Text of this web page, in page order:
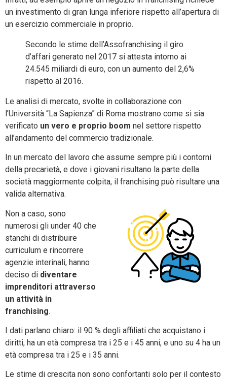
un investimento di gran lunga inferiore rispetto all’apertura di
un esercizio commerciale in proprio.
Secondo le stime dell’Assofranchising il giro
d’affari generato nel 2017 si attesta intorno ai
24.545 miliardi di euro, con un aumento del 2,6%
rispetto al 2016.
Le analisi di mercato, svolte in collaborazione con
l’Università “La Sapienza” di Roma mostrano come si sia
verificato un vero e proprio boom nel settore rispetto
all’andamento del commercio tradizionale.
In un mercato del lavoro che assume sempre più i contorni
della precarietà, e dove i giovani risultano la parte della
società maggiormente colpita, il franchising può risultare una
valida alternativa.
Non a caso, sono
numerosi gli under 40 che
stanchi di distribuire
curriculum e rincorrere
agenzie interinali, hanno
deciso di diventare
imprenditori attraverso
un attività in
franchising.
I dati parlano chiaro: il 90 % degli affiliati che acquistano i
diritti, ha un età compresa tra i 25 e i 45 anni, e uno su 4 ha un
età compresa tra i 25 e i 35 anni.
Le stime di crescita non sono confortanti solo per il contesto